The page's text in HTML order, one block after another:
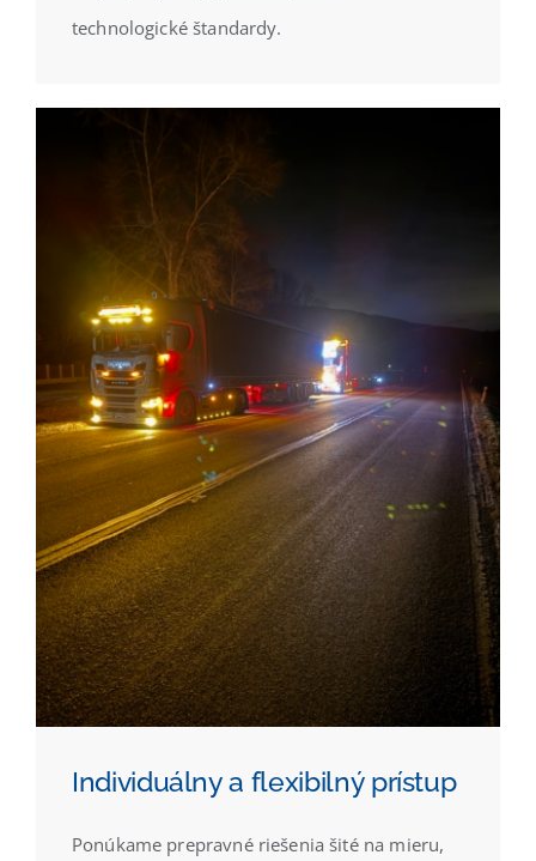
technologické štandardy.
Individuálny a flexibilný prístup
Ponúkame prepravné riešenia šité na mieru,